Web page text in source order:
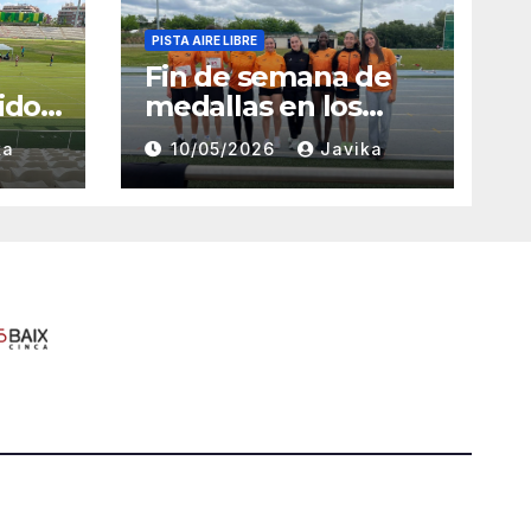
PISTA AIRE LIBRE
Fin de semana de
medallas en los
Campeonatos
Provinciales Sub-14
y Sub-16
10/05/2026 Javika